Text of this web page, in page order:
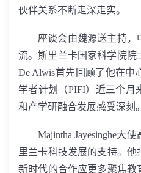
伙伴关系不断走深走实。
座谈会由魏源送主持，
流。斯里兰卡国家科学院院
De Alwis首先回顾了他在中
学者计划（PIFI）近三个月
和产学研融合发展感受深刻。
Majintha Jayesinghe大使
里兰卡科技发展的支持。他
新时代的合作应更多聚焦教